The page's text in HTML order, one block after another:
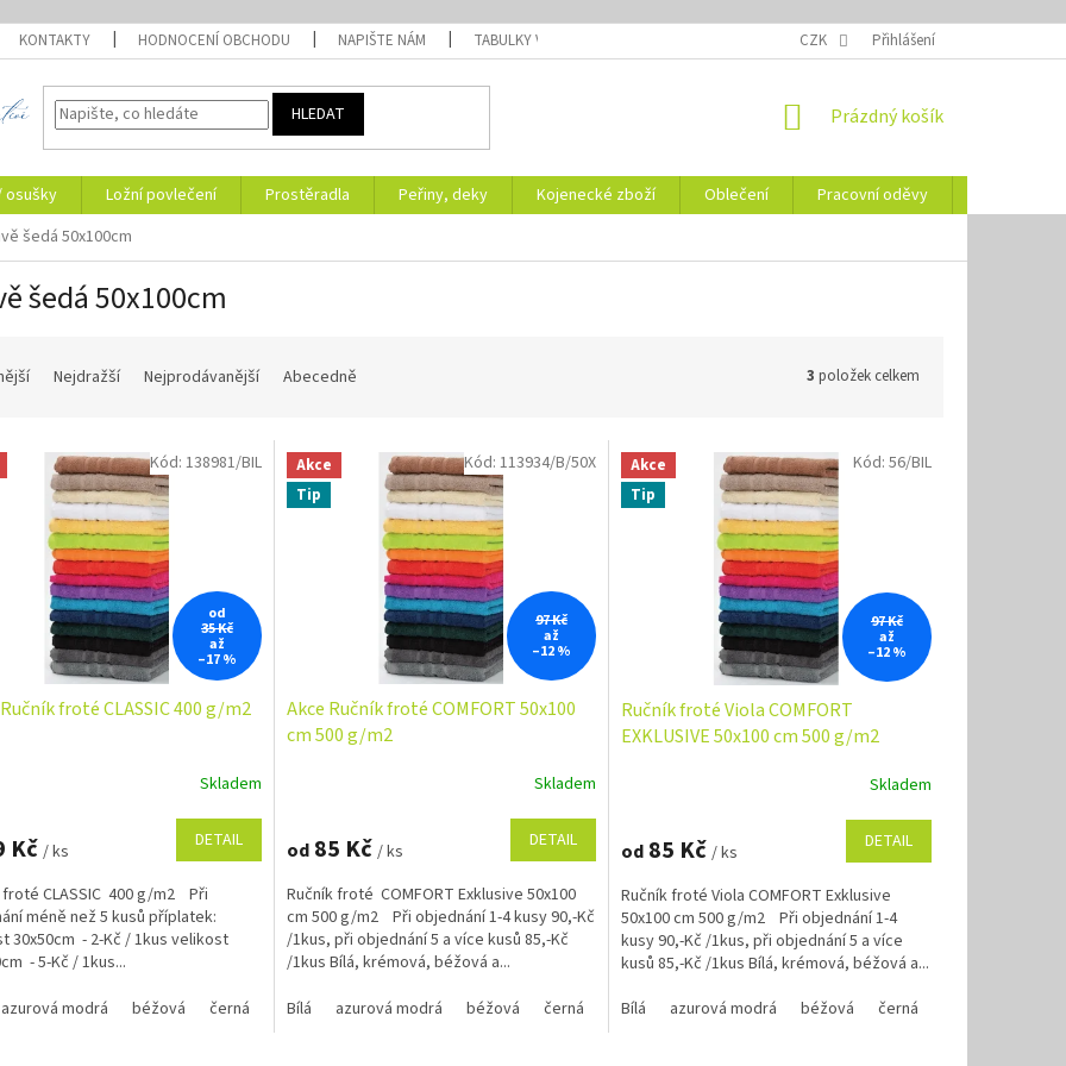
KONTAKTY HODNOCENÍ OBCHODU NAPIŠTE NÁM TABULKY VELIKOSTÍ NÁVODY NA ÚDRŽBU
CZK Přihlášení
HLEDAT
NÁKUPNÍ
Prázdný košík
osušky Ložní povlečení Prostěradla Peřiny, deky Kojenecké zboží Oblečení Pracovní oděvy
šedá 50x100cm
šedá 50x100cm
Nejdražší Nejprodávanější Abecedně 3 položek celkem
od
35 Kč
až
–17 %
froté CLASSIC 400 g/m2
Skladem
Kč/ ks DETAIL
froté CLASSIC 400 g/m2 Při
méně než 5 kusů příplatek:
30x50cm - 2-Kč / 1kus velikost
- 5-Kč / 1kus...
azurová modrá béžová černá červená hnědá 1420 krémová marine modrá oranžová purpurová stříbrná
Kód: 138981/BIL
Akce
Tip
97 Kč
až
–12 %
Akce Ručník froté COMFORT 50x100
cm 500 g/m2
je
z
5
hvězdiček.
Skladem
od85 Kč / ks DETAIL
Ručník froté COMFORT Exklusive 50x100
cm 500 g/m2 Při objednání 1-4 kusy 90,-Kč
/1kus, při objednání 5 a více kusů 85,-Kč
/1kus Bílá, krémová, béžová a...
Bílá
azurová modrá béžová černá červená krémová marine modrá oranžová
Kód: 113934/B/50X
Akce
Tip
97 Kč
až
–12 %
Ručník froté Viola COMFORT
EXKLUSIVE 50x100 cm 500 g/m2
je
z
5
hvězdiček.
Skladem
od85 Kč / ks DETAIL
Ručník froté Viola COMFORT Exklusive
50x100 cm 500 g/m2 Při objednání 1-4
kusy 90,-Kč /1kus, při objednání 5 a více
kusů 85,-Kč /1kus Bílá, krémová, béžová a...
Bílá
azurová modrá béžová černá
Kód: 56/BIL